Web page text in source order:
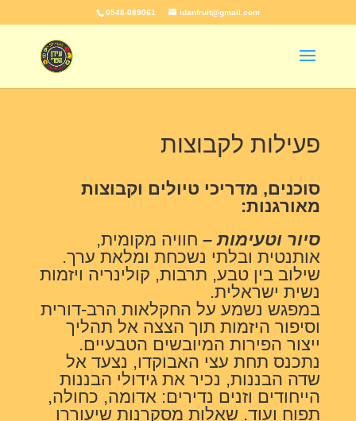
0548-089061 idanfruit@gmail.com
פעילות לקבוצות
סוכנים, מדריכי טיולים וקבוצות
מאורגנות:
סיור וטעימות –חוויה מקומית,
אותנטית ובלתי נשכחת ומלאת ערך.
שילוב בין טבע, תרבות, קולינריה ויזמות
נשית ישראלית.
במפגש נשמע על החקלאות הרב-דורית
וסיפור היזמות תוך הצצה אל תהליך
ייצור הפירות המיובשים הטבעיים.
נתכנס תחת עצי האבוקדו, נצעד אל
שדה הבננות, נכיר את גידולי הבננות
הייחודים וזנים נדירים: אדומה, כחולה,
תפוח ועוד. שאלות מסקרנות שיעוררו